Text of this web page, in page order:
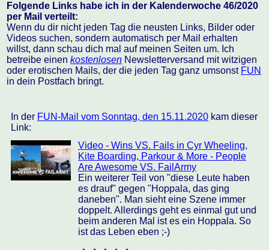
Folgende Links habe ich in der Kalenderwoche 46/2020
per Mail verteilt:
Wenn du dir nicht jeden Tag die neusten Links, Bilder oder
Videos suchen, sondern automatisch per Mail erhalten
willst, dann schau dich mal auf meinen Seiten um. Ich
betreibe einen kostenlosen Newsletterversand mit witzigen
oder erotischen Mails, der die jeden Tag ganz umsonst FUN
in dein Postfach bringt.
In der FUN-Mail vom Sonntag, den 15.11.2020 kam dieser
Link:
Video - Wins VS. Fails in Cyr Wheeling,
Kite Boarding, Parkour & More - People
Are Awesome VS. FailArmy
Ein weiterer Teil von "diese Leute haben
es drauf" gegen "Hoppala, das ging
daneben". Man sieht eine Szene immer
doppelt. Allerdings geht es einmal gut und
beim anderen Mal ist es ein Hoppala. So
ist das Leben eben ;-)